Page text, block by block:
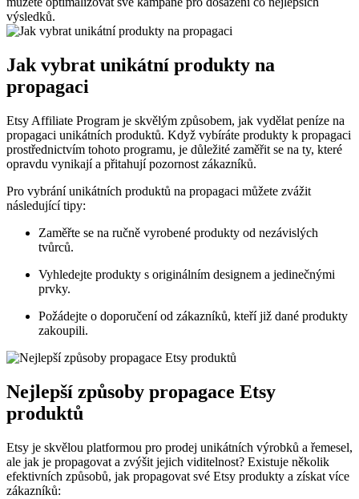
výsledků.
Jak vybrat unikátní produkty na
propagaci
Etsy Affiliate Program je skvělým způsobem, jak vydělat peníze na
propagaci unikátních produktů. Když vybíráte produkty k propagaci
prostřednictvím tohoto programu, je důležité zaměřit se na ty, které
opravdu vynikají a přitahují pozornost zákazníků.
Pro vybrání unikátních produktů na propagaci můžete zvážit
následující tipy:
Zaměřte se na ručně vyrobené produkty od nezávislých
tvůrců.
Vyhledejte produkty s originálním designem a jedinečnými
prvky.
Požádejte o doporučení od zákazníků, kteří již dané produkty
zakoupili.
Nejlepší způsoby propagace Etsy
produktů
Etsy je skvělou platformou pro prodej unikátních výrobků a řemesel,
ale jak je propagovat a zvýšit jejich viditelnost? Existuje několik
efektivních způsobů, jak propagovat své Etsy produkty a získat více
zákazníků: